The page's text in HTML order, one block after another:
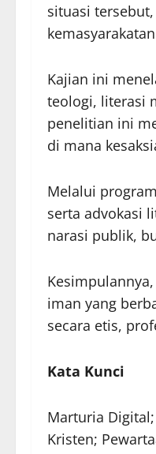
situasi
Kajian ini
teologi, literasi
penelitian ini
di mana
Melalui
serta advokasi
narasi publik,
iman yang
secara etis,
Kata Kunci
Marturia
Kristen;